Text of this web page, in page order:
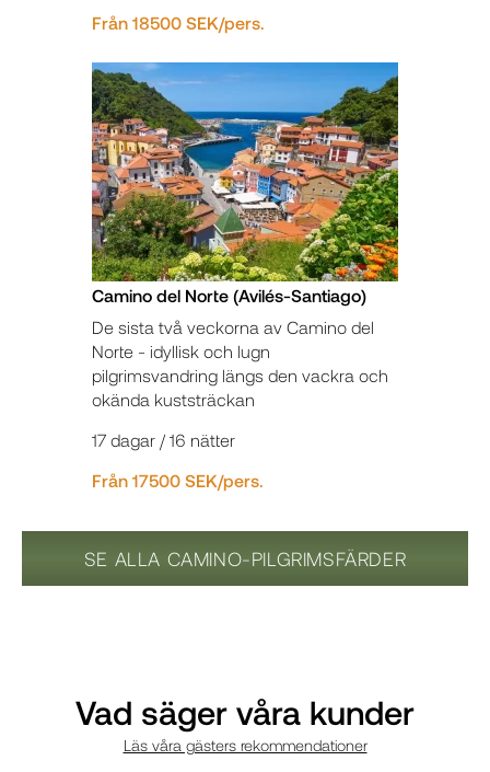
Från 18500 SEK/pers.
Camino del Norte (Avilés-Santiago)
De sista två veckorna av Camino del
Norte - idyllisk och lugn
pilgrimsvandring längs den vackra och
okända kuststräckan
17 dagar / 16 nätter
Från 17500 SEK/pers.
SE ALLA CAMINO-PILGRIMSFÄRDER
Vad säger våra kunder
Läs våra gästers rekommendationer